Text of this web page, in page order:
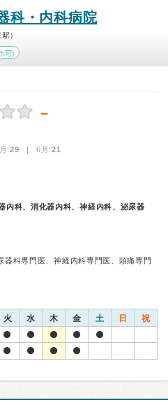
科・内科病院
）
可)
－
:29 | 6月:21
内科、消化器内科、神経内科、泌尿器
科専門医、神経内科専門医、頭痛専門
火 水 木 金 土 日 祝